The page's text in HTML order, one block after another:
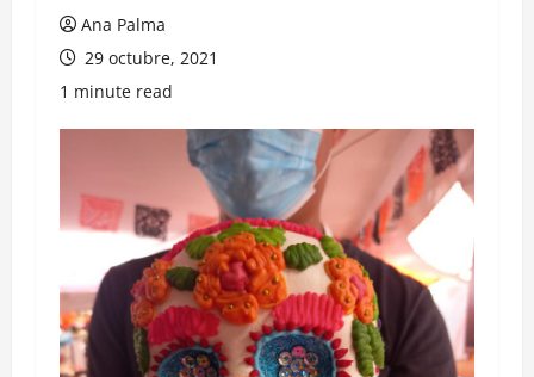
Ana Palma
29 octubre, 2021
1 minute read